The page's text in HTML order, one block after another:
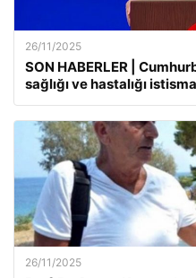
26/11/2025
SON HABERLER |
sağlığı ve hastalığı
26/11/2025